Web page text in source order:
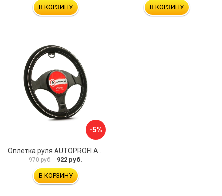
В КОРЗИНУ В КОРЗИНУ
-5%
970 руб. 922 руб.
В КОРЗИНУ